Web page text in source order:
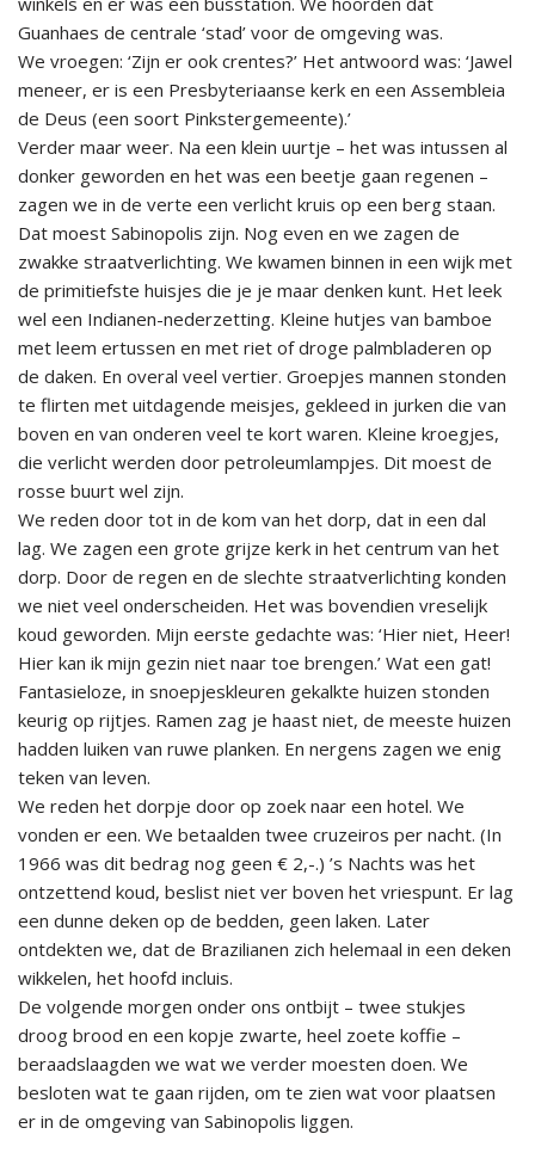
Guanhaes de centrale ‘stad’ voor de omgeving was.
We vroegen: ‘Zijn er ook crentes?’ Het antwoord was: ‘Jawel
meneer, er is een Presbyteriaanse kerk en een Assembleia
de Deus (een soort Pinkstergemeente).’
Verder maar weer. Na een klein uurtje – het was intussen al
donker geworden en het was een beetje gaan regenen –
zagen we in de verte een verlicht kruis op een berg staan.
Dat moest Sabinopolis zijn. Nog even en we zagen de
zwakke straatverlichting. We kwamen binnen in een wijk met
de primitiefste huisjes die je je maar denken kunt. Het leek
wel een Indianen-nederzetting. Kleine hutjes van bamboe
met leem ertussen en met riet of droge palmbladeren op
de daken. En overal veel vertier. Groepjes mannen stonden
te flirten met uitdagende meisjes, gekleed in jurken die van
boven en van onderen veel te kort waren. Kleine kroegjes,
die verlicht werden door petroleumlampjes. Dit moest de
rosse buurt wel zijn.
We reden door tot in de kom van het dorp, dat in een dal
lag. We zagen een grote grijze kerk in het centrum van het
dorp. Door de regen en de slechte straatverlichting konden
we niet veel onderscheiden. Het was bovendien vreselijk
koud geworden. Mijn eerste gedachte was: ‘Hier niet, Heer!
Hier kan ik mijn gezin niet naar toe brengen.’ Wat een gat!
Fantasieloze, in snoepjeskleuren gekalkte huizen stonden
keurig op rijtjes. Ramen zag je haast niet, de meeste huizen
hadden luiken van ruwe planken. En nergens zagen we enig
teken van leven.
We reden het dorpje door op zoek naar een hotel. We
vonden er een. We betaalden twee cruzeiros per nacht. (In
1966 was dit bedrag nog geen € 2,-.) ’s Nachts was het
ontzettend koud, beslist niet ver boven het vriespunt. Er lag
een dunne deken op de bedden, geen laken. Later
ontdekten we, dat de Brazilianen zich helemaal in een deken
wikkelen, het hoofd incluis.
De volgende morgen onder ons ontbijt – twee stukjes
droog brood en een kopje zwarte, heel zoete koffie –
beraadslaagden we wat we verder moesten doen. We
besloten wat te gaan rijden, om te zien wat voor plaatsen
er in de omgeving van Sabinopolis liggen.